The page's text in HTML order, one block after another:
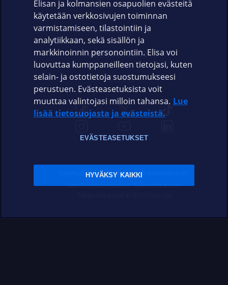
OMAYHTEISÖ
VIANSELVITYS
ASIAKASPALVELU
ELISA.FI
Sopimusehdot Tietosuoja Evästeasetukset
Sääntelyviranomaiset Saavutettavuus
Elisan ja kolmansien osapuolien evästeitä
käytetään verkkosivujen toiminnan
varmistamiseen, tilastointiin ja
analytiikkaan, sekä sisällön ja
markkinoinnin personointiin. Elisa voi
luovuttaa kumppaneilleen tietojasi, kuten
selain- ja ostotietoja suostumukseesi
perustuen. Evästeasetuksista voit
muuttaa valintojasi milloin tahansa. Lue
lisää tietosuojasta ja evästeistä.
EVÄSTEASETUKSET
HYVÄKSY KAIKKI